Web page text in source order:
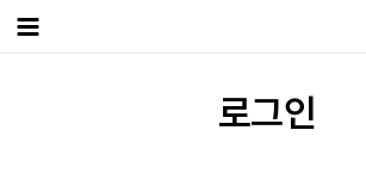
로그인